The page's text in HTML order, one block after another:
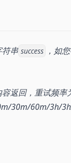
符串 success ，如
返回，重试频率
30m/60m/3h/